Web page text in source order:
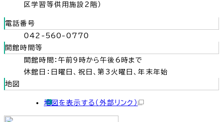
区学習等供用施設2階）
電話番号
042-560-0770
開館時間等
開館時間：午前9時から午後6時まで
休館日：日曜日、祝日、第3火曜日、年末年始
地図
地図を表示する （外部リンク）